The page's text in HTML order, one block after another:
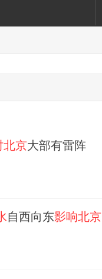
北京大部有雷阵
自西向东影响北京